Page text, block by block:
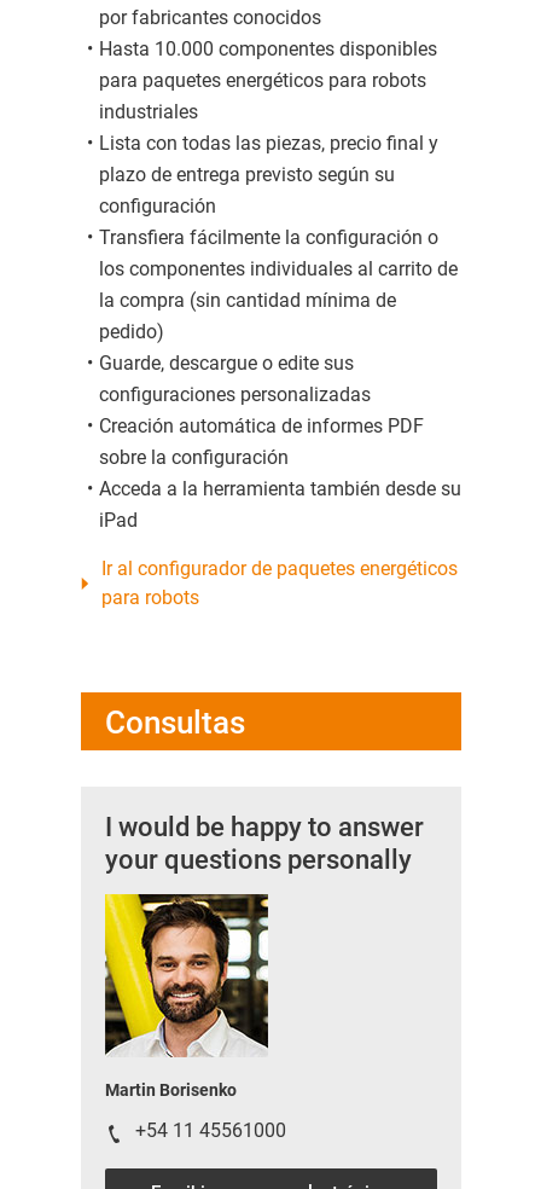
por fabricantes conocidos
Hasta 10.000 componentes disponibles
para paquetes energéticos para robots
industriales
Lista con todas las piezas, precio final y
plazo de entrega previsto según su
configuración
Transfiera fácilmente la configuración o
los componentes individuales al carrito de
la compra (sin cantidad mínima de
pedido)
Guarde, descargue o edite sus
configuraciones personalizadas
Creación automática de informes PDF
sobre la configuración
Acceda a la herramienta también desde su
iPad
Ir al configurador de paquetes energéticos
para robots
Consultas
I would be happy to answer
your questions personally
Martin Borisenko
+54 11 45561000